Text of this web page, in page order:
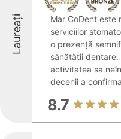
Laureați
Mar CoDent este
serviciilor
o prezență
sănătății
activitatea sa
decenii a
8.7